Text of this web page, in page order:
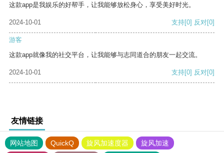
这款app是我娱乐的好帮手，让我能够放松身心，享受美好时光。
2024-10-01 支持[0] 反对[0]
游客
这款app就像我的社交平台，让我能够与志同道合的朋友一起交流。
2024-10-01 支持[0] 反对[0]
友情链接
网站地图 QuickQ 旋风加速度器 旋风加速